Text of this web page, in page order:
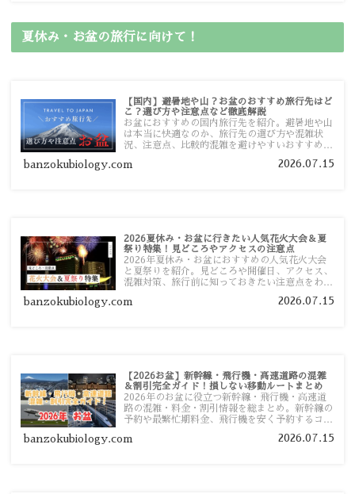
夏休み・お盆の旅行に向けて！
【国内】避暑地や山？お盆のおすすめ旅行先はど
こ？選び方や注意点など徹底解説
お盆におすすめの国内旅行先を紹介。避暑地や山
は本当に快適なのか、旅行先の選び方や混雑状
況、注意点、比較的混雑を避けやすいおすすめス
す。
banzokubiology.com 2026.07.15
2026夏休み・お盆に行きたい人気花火大会＆夏
祭り特集！見どころやアクセスの注意点
2026年夏休み・お盆におすすめの人気花火大会
と夏祭りを紹介。見どころや開催日、アクセス、
混雑対策、旅行前に知っておきたい注意点をわか
banzokubiology.com 2026.07.15
【2026お盆】新幹線・飛行機・高速道路の混雑
＆割引完全ガイド！損しない移動ルートまとめ
2026年のお盆に役立つ新幹線・飛行機・高速道
路の混雑・料金・割引情報を総まとめ。新幹線の
予約や最繁忙期料金、飛行機を安く予約するコ
い移動方法を分かりやすく解説します。
banzokubiology.com 2026.07.15